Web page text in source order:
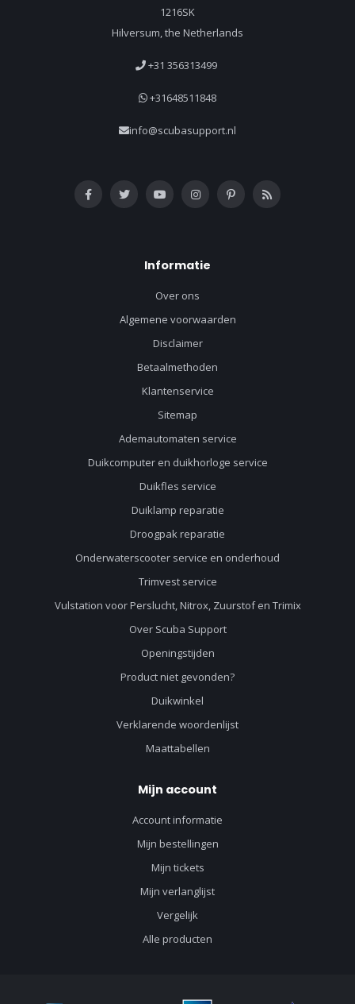
1216SK
Hilversum, the Netherlands
+31 356313499
+31648511848
info@scubasupport.nl
Informatie
Over ons
Algemene voorwaarden
Disclaimer
Betaalmethoden
Klantenservice
Sitemap
Ademautomaten service
Duikcomputer en duikhorloge service
Duikfles service
Duiklamp reparatie
Droogpak reparatie
Onderwaterscooter service en onderhoud
Trimvest service
Vulstation voor Perslucht, Nitrox, Zuurstof en Trimix
Over Scuba Support
Openingstijden
Product niet gevonden?
Duikwinkel
Verklarende woordenlijst
Maattabellen
Mijn account
Account informatie
Mijn bestellingen
Mijn tickets
Mijn verlanglijst
Vergelijk
Alle producten